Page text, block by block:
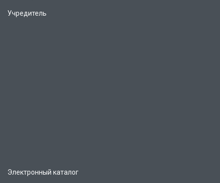
Учредитель
Электронный каталог